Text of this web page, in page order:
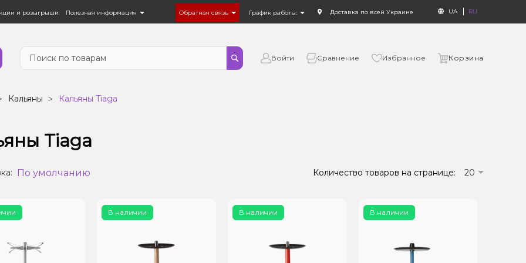
и розыгрыши Полезная информация Обратная связь График работы: Доставка по всей Украине UA RU
Войти Сравнение Избранное Корзина
Кальяны Кальяны Tiaga
Tiaga
По умолчанию Количество товаров на странице: 20
В наличии В наличии В наличии